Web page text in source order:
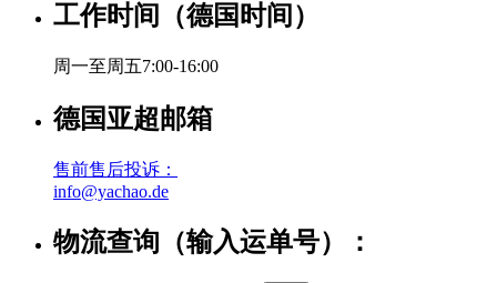
工作时间（德国时间）
周一至周五7:00-16:00
德国亚超邮箱
售前售后投诉：
info@yachao.de
物流查询（输入运单号）：